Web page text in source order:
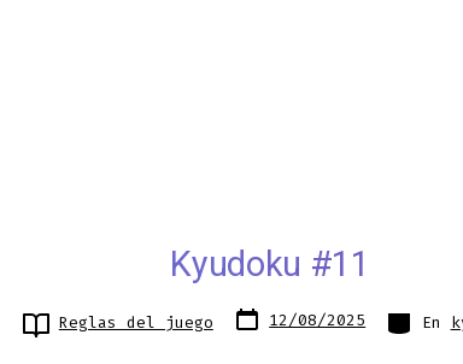
Kyudoku #11
Reglas del juego
Fecha
de 12/08/2025 En